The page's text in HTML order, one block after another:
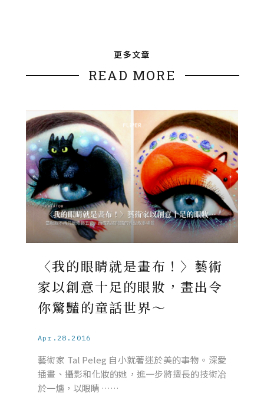
更多文章
READ MORE
〈我的眼睛就是畫布！〉藝術
家以創意十足的眼妝，畫出令
你驚豔的童話世界～
Apr.28.2016
藝術家 Tal Peleg 自小就著迷於美的事物。深愛
插畫、攝影和化妝的她，進一步將擅長的技術冶
於一爐，以眼睛 ……